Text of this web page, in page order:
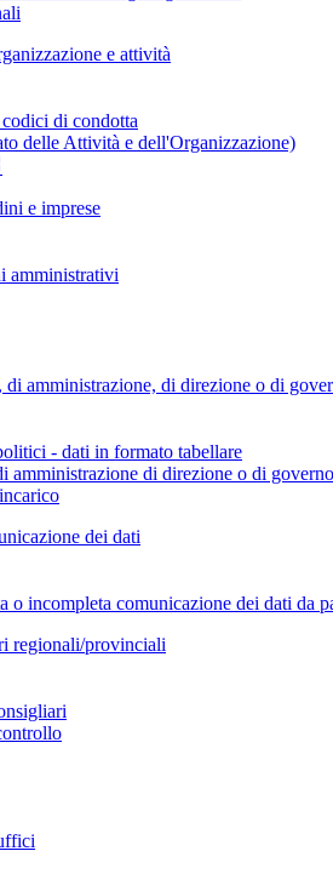
e attività
di condotta
delle Attività e dell'Organizzazione)
e imprese
amministrativi
amministrazione, di direzione o di
- dati in formato tabellare
amministrazione di direzione o di governo
dei dati
o incompleta comunicazione dei dati da
regionali/provinciali